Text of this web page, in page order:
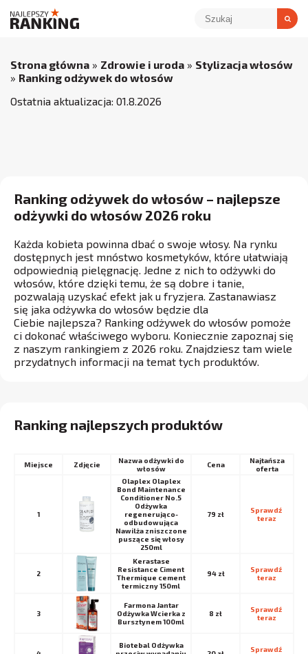
Strona główna » Zdrowie i uroda » Stylizacja włosów
» Ranking odżywek do włosów
Ostatnia aktualizacja: 01.8.2026
Ranking odżywek do włosów – najlepsze
odżywki do włosów 2026 roku
Każda kobieta powinna dbać o swoje włosy. Na rynku
dostępnych jest mnóstwo kosmetyków, które ułatwiają
odpowiednią pielęgnację. Jedne z nich to odżywki do
włosów, które dzięki temu, że są dobre i tanie,
pozwalają uzyskać efekt jak u fryzjera. Zastanawiasz
się jaka odżywka do włosów będzie dla
Ciebie najlepsza? Ranking odżywek do włosów pomoże
ci dokonać właściwego wyboru. Koniecznie zapoznaj się
z naszym rankingiem z 2026 roku. Znajdziesz tam wiele
przydatnych informacji na temat tych produktów.
Ranking najlepszych produktów
Miejsce
Nazwa odżywki do
włosów
Cena
Najtańsza
oferta
1
Olaplex Olaplex
Bond Maintenance
Conditioner No.5
Odżywka
regenerująco-
odbudowująca
Nawilża zniszczone
puszące się włosy
250ml
79 zł
Sprawdź
teraz
2
Kerastase
Resistance Ciment
Thermique cement
termiczny 150ml
94 zł
Sprawdź
teraz
3
Farmona Jantar
Odżywka Wcierka z
Bursztynem 100ml
8 zł
Sprawdź
teraz
Biotebal Odżywka
Sprawdź